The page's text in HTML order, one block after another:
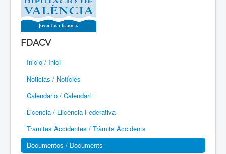
Ala Delta
Paracaidismo / Paracaigudisme
Parapente / Parapent
Ultraligeros / Ultralleugers
Vuelo Con Motor / Vol Amb Motor
FDACV
Inicio / Inici
Noticias / Notícies
Calendario / Calendari
Licencia / Llicència Federativa
Tramites Accidentes / Tràmits Accidents
Documentos / Documents